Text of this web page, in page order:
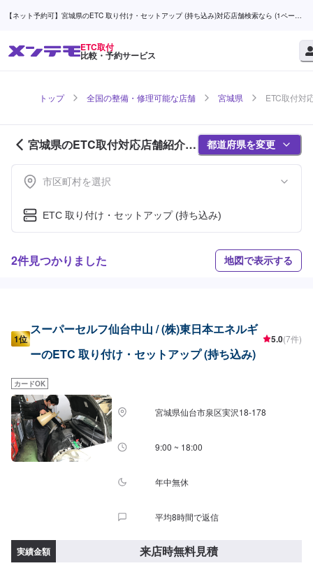
【ネット予約可】宮城県のETC 取り付け・セットアップ (持ち込み)対応店舗検索なら (1ページ
ETC取付
比較・予約サービス
トップ 全国の整備・修理可能な店舗 宮城県 ETC取付対
宮城県のETC取付対応店舗紹介
(1ページ目)
都道府県を変更
市区町村を選択
ETC 取り付け・セットアップ (持ち込み)
2件見つかりました 地図で表示する
1位
スーパーセルフ仙台中山 / (株)東日本エネルギ
ーのETC 取り付け・セットアップ (持ち込み)
5.0(7件)
カードOK
宮城県仙台市泉区実沢18-178
9:00 ~ 18:00
年中無休
平均8時間で返信
実績金額 来店時無料見積